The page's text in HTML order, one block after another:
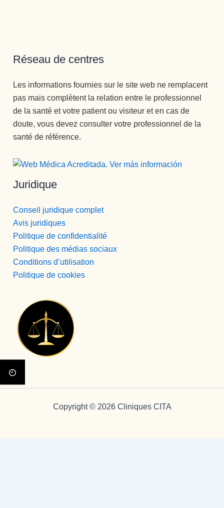
Réseau de centres
Les informations fournies sur le site web ne remplacent
pas mais complètent la relation entre le professionnel
de la santé et votre patient ou visiteur et en cas de
doute, vous devez consulter votre professionnel de la
santé de référence.
Juridique
Conseil juridique complet
Avis juridiques
Politique de confidentialité
Politique des médias sociaux
Conditions d’utilisation
Politique de cookies
Copyright © 2026 Cliniques CITA